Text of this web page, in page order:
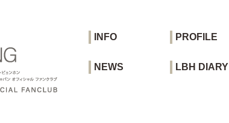
INFO PROFILE
NEWS LBH DIARY